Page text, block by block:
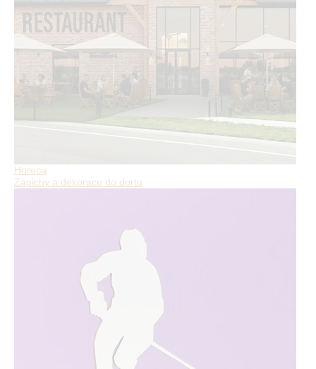
Horeca
Zápichy a dekorace do dortu